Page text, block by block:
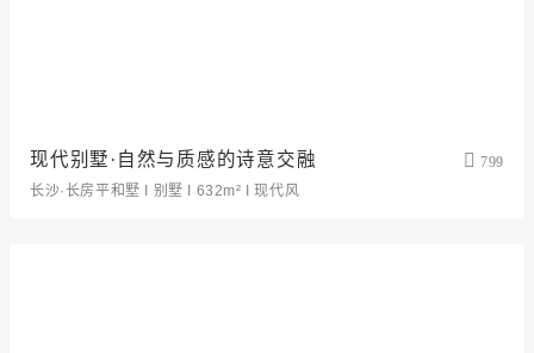
现代别墅·自然与质感的诗意交融
799
长沙·长房平和墅 I 别墅 I 632m² I 现代风